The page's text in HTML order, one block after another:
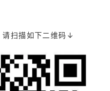
请扫描如下二维码↓